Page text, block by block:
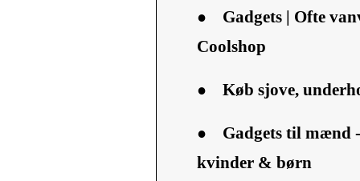
● Gadgets | Ofte
Coolshop
● Køb sjove,
● Gadgets til mænd
kvinder & børn